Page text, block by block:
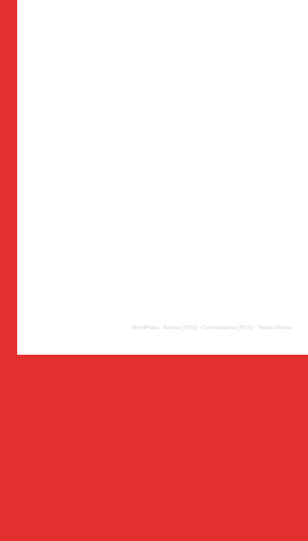
WordPress Articles (RSS) Commentaires (RSS) Thème Mimbo